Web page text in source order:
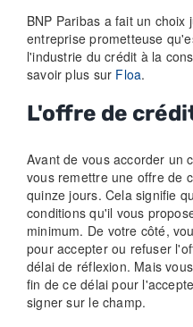
BNP Paribas a fait un
entreprise prometteuse
l'industrie du crédit à la
savoir plus sur Floa.
L'offre de
Avant de vous accorder un
vous remettre une offre de
quinze jours. Cela signifie
conditions qu'il vous
minimum. De votre côté,
pour accepter ou refuser
délai de réflexion. Mais
fin de ce délai pour
signer sur le champ.